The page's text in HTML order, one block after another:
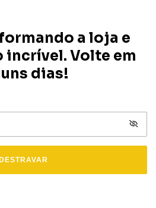
a loja e
incrível. Volte em
dias!